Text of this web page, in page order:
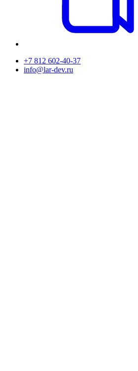
+7 812 602-40-37
info@lar-dev.ru